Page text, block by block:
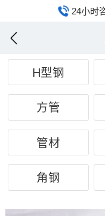
24小时
H型钢
方管
管材
角钢